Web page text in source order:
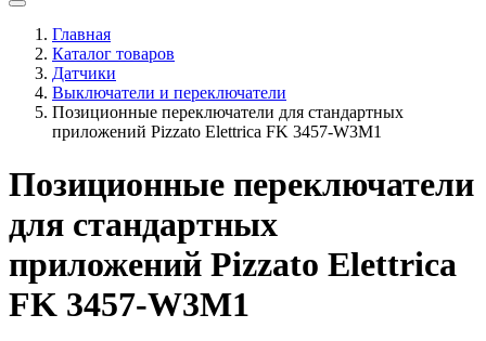
Главная
Каталог товаров
Датчики
Выключатели и переключатели
Позиционные переключатели для стандартных
приложений Pizzato Elettrica FK 3457-W3M1
Позиционные переключатели
для стандартных
приложений Pizzato Elettrica
FK 3457-W3M1